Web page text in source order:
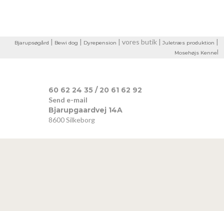
Bjarupsøgård | Bewi dog ​| Dyrepension |Vores butik |Juletræs produktion |
Mosehøjs Kennel​
​60 62 24 35 / 20 61 62 92
Send e-mail​
Bjarupgaardvej 14A​
8600 Silkeborg